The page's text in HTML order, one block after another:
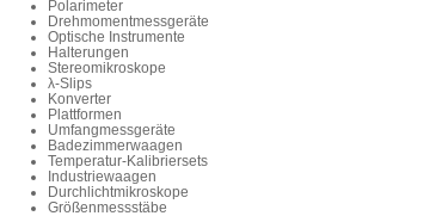
Polarimeter
Drehmomentmessgeräte
Optische Instrumente
Halterungen
Stereomikroskope
λ-Slips
Konverter
Plattformen
Umfangmessgeräte
Badezimmerwaagen
Temperatur-Kalibriersets
Industriewaagen
Durchlichtmikroskope
Größenmessstäbe